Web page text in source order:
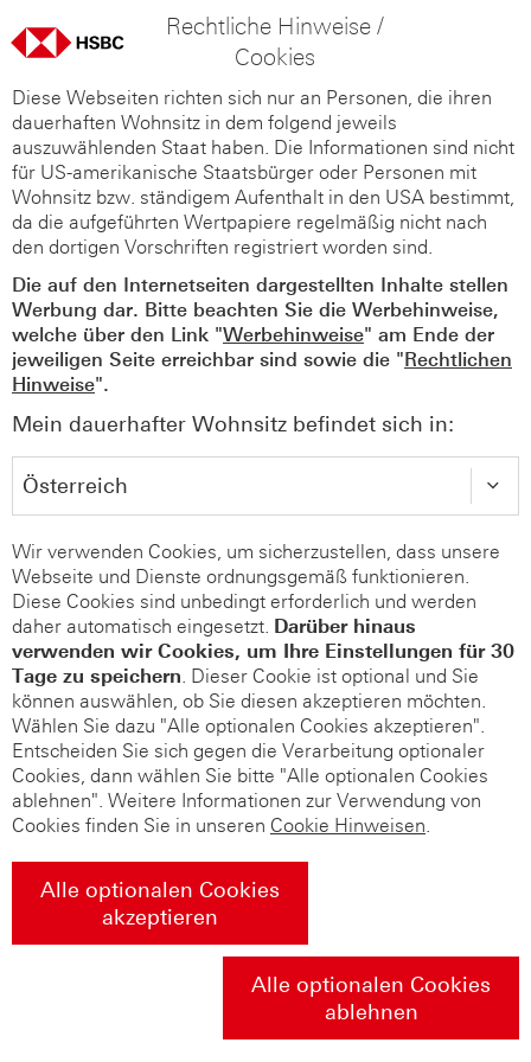
Rechtliche Hinweise /
Cookies
Diese Webseiten richten sich nur an Personen, die ihren
dauerhaften Wohnsitz in dem folgend jeweils
auszuwählenden Staat haben. Die Informationen sind nicht
für US-amerikanische Staatsbürger oder Personen mit
Wohnsitz bzw. ständigem Aufenthalt in den USA bestimmt,
da die aufgeführten Wertpapiere regelmäßig nicht nach
den dortigen Vorschriften registriert worden sind.
Die auf den Internetseiten dargestellten Inhalte stellen
Werbung dar. Bitte beachten Sie die Werbehinweise,
welche über den Link "Werbehinweise" am Ende der
jeweiligen Seite erreichbar sind sowie die "Rechtlichen
Hinweise".
Mein dauerhafter Wohnsitz befindet sich in:
Wir verwenden Cookies, um sicherzustellen, dass unsere
Webseite und Dienste ordnungsgemäß funktionieren.
Diese Cookies sind unbedingt erforderlich und werden
daher automatisch eingesetzt. Darüber hinaus
verwenden wir Cookies, um Ihre Einstellungen für 30
Tage zu speichern. Dieser Cookie ist optional und Sie
können auswählen, ob Sie diesen akzeptieren möchten.
Wählen Sie dazu "Alle optionalen Cookies akzeptieren".
Entscheiden Sie sich gegen die Verarbeitung optionaler
Cookies, dann wählen Sie bitte "Alle optionalen Cookies
ablehnen". Weitere Informationen zur Verwendung von
Cookies finden Sie in unseren Cookie Hinweisen.
Alle optionalen Cookies
akzeptieren
Alle optionalen Cookies
ablehnen